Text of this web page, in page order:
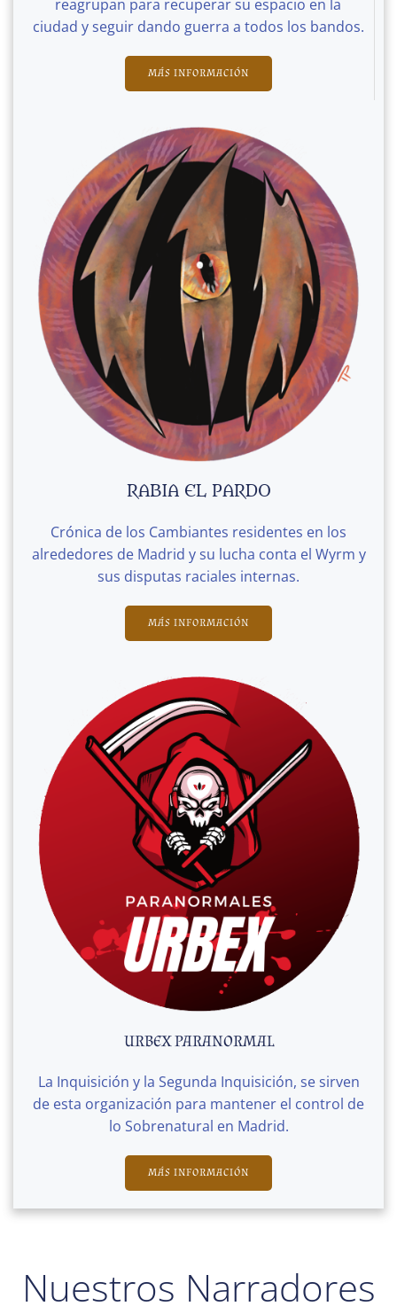
reagrupan para recuperar su espacio en la
ciudad y seguir dando guerra a todos los bandos.
MÁS INFORMACIÓN
RABIA EL PARDO
Crónica de los Cambiantes residentes en los
alrededores de Madrid y su lucha conta el Wyrm y
sus disputas raciales internas.
MÁS INFORMACIÓN
URBEX PARANORMAL
La Inquisición y la Segunda Inquisición, se sirven
de esta organización para mantener el control de
lo Sobrenatural en Madrid.
MÁS INFORMACIÓN
Nuestros Narradores